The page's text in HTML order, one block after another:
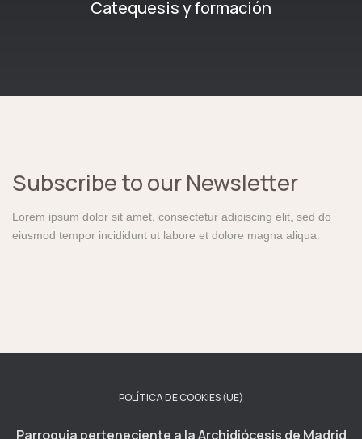
Catequesis y formación
Subscribe to our Newsletter
Lorem ipsum dolor sit amet, consectetur adipiscing elit, sed do
eiusmod tempor incididunt ut labore et dolore magna aliqua.
POLÍTICA DE COOKIES (UE)
Parroquia perteneciente a la Archidiócesis de Madrid